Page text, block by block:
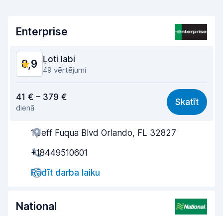
Enterprise
8,9 Ļoti labi
49 vērtējumi
8,2
Viegli atrast 9,0
Aģentu atbalsts
Saņemšanas ātrums
Nodošanas ātrums
9,3
41 € – 379 €
dienā
Skatīt
1 Jeff Fuqua Blvd Orlando, FL 32827
+18449510601
Rādīt darba laiku
National